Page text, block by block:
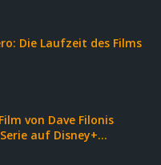
Die Laufzeit des Films
von Dave Filonis
auf Disney+...